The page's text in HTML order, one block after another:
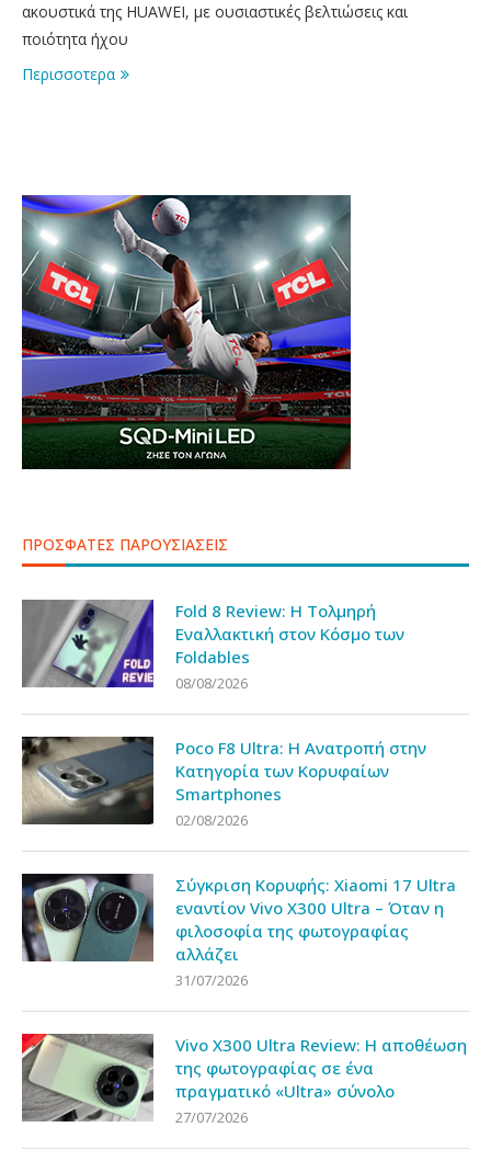
ακουστικά της HUAWEI, με ουσιαστικές βελτιώσεις και
ποιότητα ήχου
Περισσοτερα
ΠΡΟΣΦΑΤΕΣ ΠΑΡΟΥΣΙΑΣΕΙΣ
Fold 8 Review: Η Τολμηρή
Εναλλακτική στον Κόσμο των
Foldables
08/08/2026
Poco F8 Ultra: Η Ανατροπή στην
Κατηγορία των Κορυφαίων
Smartphones
02/08/2026
Σύγκριση Κορυφής: Xiaomi 17 Ultra
εναντίον Vivo X300 Ultra – Όταν η
φιλοσοφία της φωτογραφίας
αλλάζει
31/07/2026
Vivo X300 Ultra Review: Η αποθέωση
της φωτογραφίας σε ένα
πραγματικό «Ultra» σύνολο
27/07/2026